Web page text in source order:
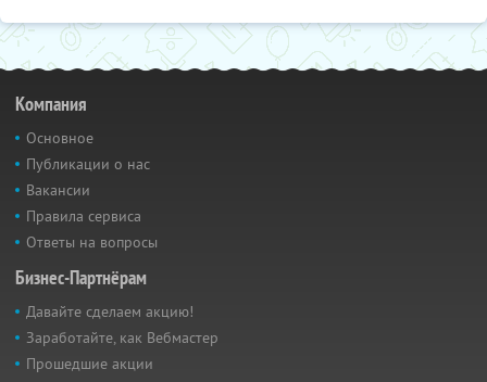
Компания
Основное
Публикации о нас
Вакансии
Правила сервиса
Ответы на вопросы
Бизнес-Партнёрам
Давайте сделаем акцию!
Заработайте, как Вебмастер
Прошедшие акции